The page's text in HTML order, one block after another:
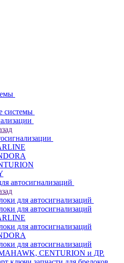
системы
автосигнализаций
для автосигнализаций
для автосигнализаций
для автосигнализаций
для автосигнализаций
CENTURION и ДР.